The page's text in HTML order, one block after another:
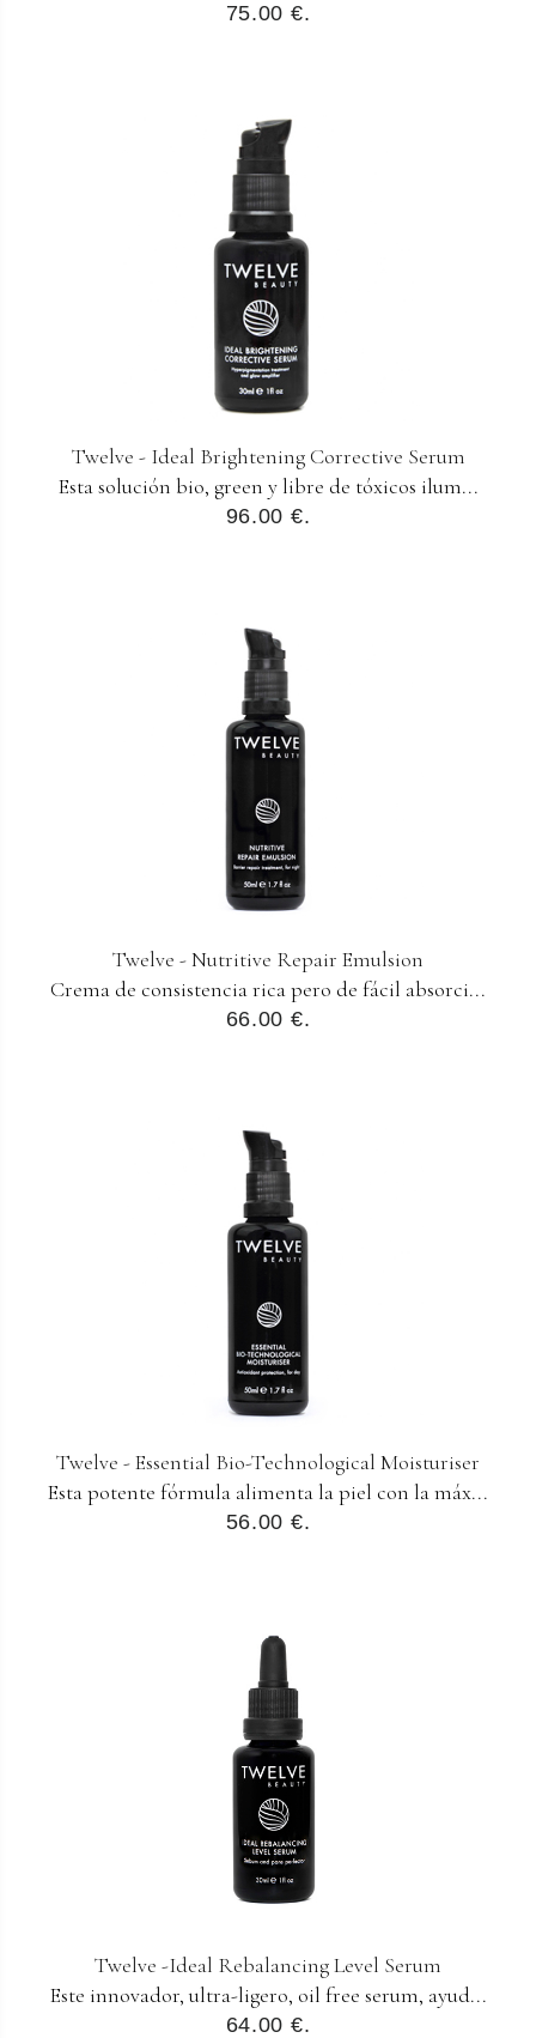
75.00 €.
Twelve - Ideal Brightening Corrective Serum
Esta solución bio, green y libre de tóxicos ilum...
96.00 €.
Twelve - Nutritive Repair Emulsion
Crema de consistencia rica pero de fácil absorci...
66.00 €.
Twelve - Essential Bio-Technological Moisturiser
Esta potente fórmula alimenta la piel con la máx...
56.00 €.
Twelve -Ideal Rebalancing Level Serum
Este innovador, ultra-ligero, oil free serum, ayud...
64.00 €.